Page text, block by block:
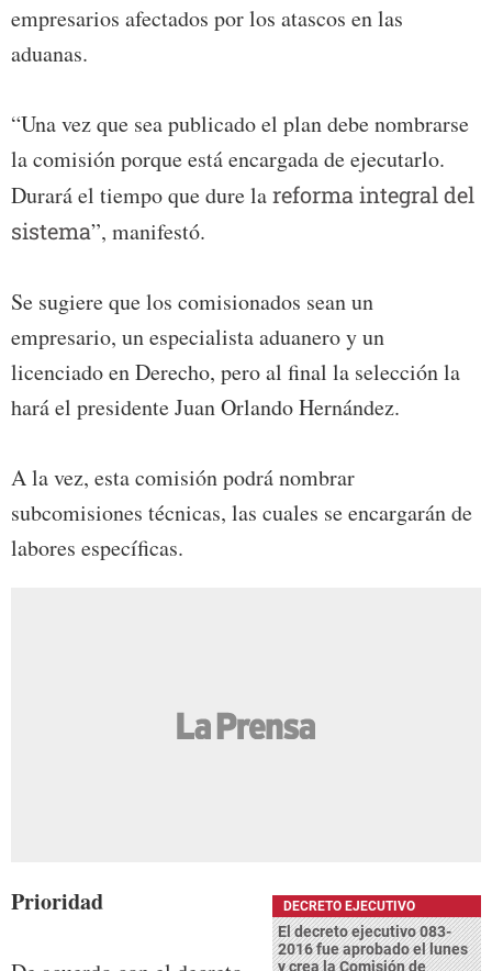
empresarios afectados por los atascos en las
aduanas.
“Una vez que sea publicado el plan debe nombrarse
la comisión porque está encargada de ejecutarlo.
Durará el tiempo que dure lareforma integral del
sistema”, manifestó.
Se sugiere que los comisionados sean un
empresario, un especialista aduanero y un
licenciado en Derecho, pero al final la selección la
hará el presidente Juan Orlando Hernández.
A la vez, esta comisión podrá nombrar
subcomisiones técnicas, las cuales se encargarán de
labores específicas.
DECRETO EJECUTIVO
El decreto ejecutivo 083-
2016 fue aprobado el lunes
y crea la Comisión de
Prioridad